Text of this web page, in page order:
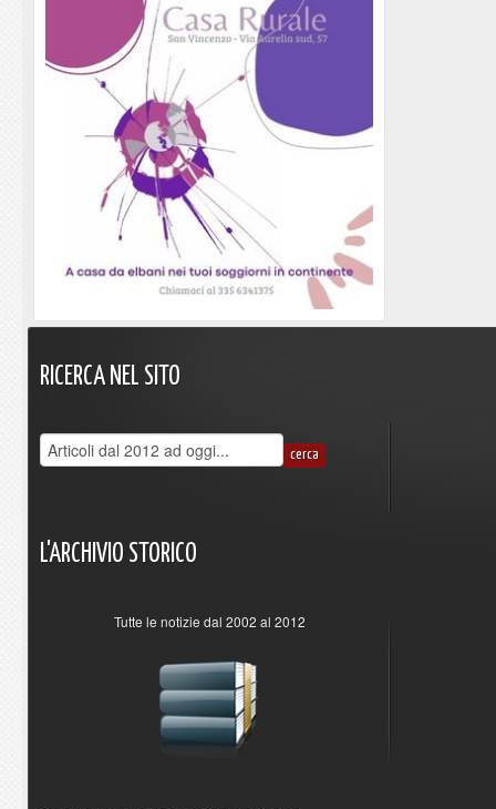
RICERCA NEL SITO
L'ARCHIVIO STORICO
Tutte le notizie dal 2002 al 2012